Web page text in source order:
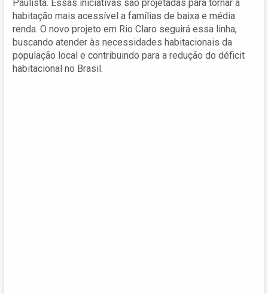
Paulista. Essas iniciativas são projetadas para tornar a
habitação mais acessível a famílias de baixa e média
renda. O novo projeto em Rio Claro seguirá essa linha,
buscando atender às necessidades habitacionais da
população local e contribuindo para a redução do déficit
habitacional no Brasil.